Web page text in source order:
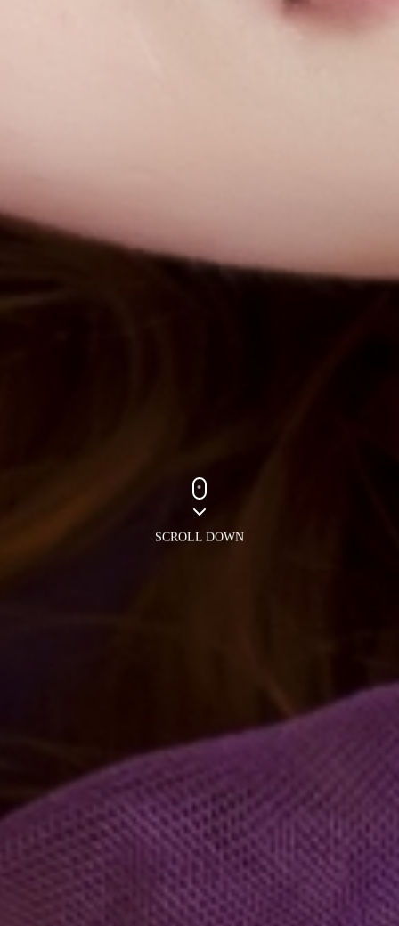
SCROLL DOWN